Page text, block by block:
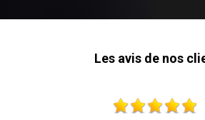
Les avis de nos